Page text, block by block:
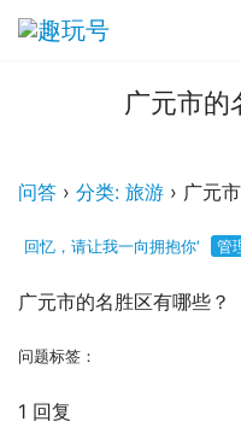
广元市的
问答 › 分类: 旅游 › 广元
回忆，请让我一向拥抱你′ 管
广元市的名胜区有哪些？
问题标签：
1 回复